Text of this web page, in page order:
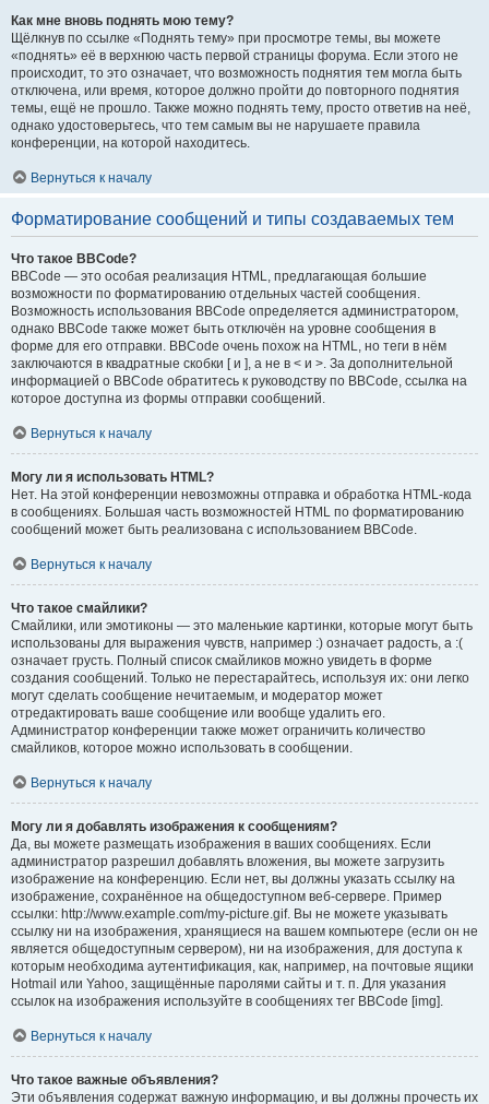
Как мне вновь поднять мою тему?
Щёлкнув по ссылке «Поднять тему» при просмотре темы, вы можете
«поднять» её в верхнюю часть первой страницы форума. Если этого не
происходит, то это означает, что возможность поднятия тем могла быть
отключена, или время, которое должно пройти до повторного поднятия
темы, ещё не прошло. Также можно поднять тему, просто ответив на неё,
однако удостоверьтесь, что тем самым вы не нарушаете правила
конференции, на которой находитесь.
Вернуться к началу
Форматирование сообщений и типы создаваемых тем
Что такое BBCode?
BBCode — это особая реализация HTML, предлагающая большие
возможности по форматированию отдельных частей сообщения.
Возможность использования BBCode определяется администратором,
однако BBCode также может быть отключён на уровне сообщения в
форме для его отправки. BBCode очень похож на HTML, но теги в нём
заключаются в квадратные скобки [ и ], а не в < и >. За дополнительной
информацией о BBCode обратитесь к руководству по BBCode, ссылка на
которое доступна из формы отправки сообщений.
Вернуться к началу
Могу ли я использовать HTML?
Нет. На этой конференции невозможны отправка и обработка HTML-кода
в сообщениях. Большая часть возможностей HTML по форматированию
сообщений может быть реализована с использованием BBCode.
Вернуться к началу
Что такое смайлики?
Смайлики, или эмотиконы — это маленькие картинки, которые могут быть
использованы для выражения чувств, например :) означает радость, а :(
означает грусть. Полный список смайликов можно увидеть в форме
создания сообщений. Только не перестарайтесь, используя их: они легко
могут сделать сообщение нечитаемым, и модератор может
отредактировать ваше сообщение или вообще удалить его.
Администратор конференции также может ограничить количество
смайликов, которое можно использовать в сообщении.
Вернуться к началу
Могу ли я добавлять изображения к сообщениям?
Да, вы можете размещать изображения в ваших сообщениях. Если
администратор разрешил добавлять вложения, вы можете загрузить
изображение на конференцию. Если нет, вы должны указать ссылку на
изображение, сохранённое на общедоступном веб-сервере. Пример
ссылки: http://www.example.com/my-picture.gif. Вы не можете указывать
ссылку ни на изображения, хранящиеся на вашем компьютере (если он не
является общедоступным сервером), ни на изображения, для доступа к
которым необходима аутентификация, как, например, на почтовые ящики
Hotmail или Yahoo, защищённые паролями сайты и т. п. Для указания
ссылок на изображения используйте в сообщениях тег BBCode [img].
Вернуться к началу
Что такое важные объявления?
Эти объявления содержат важную информацию, и вы должны прочесть их